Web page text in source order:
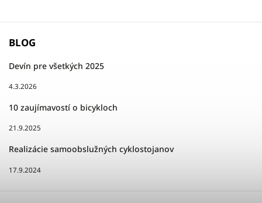
BLOG
Devín pre všetkých 2025
4.3.2026
10 zaujímavostí o bicykloch
21.9.2025
Realizácie samoobslužných cyklostojanov
17.9.2024